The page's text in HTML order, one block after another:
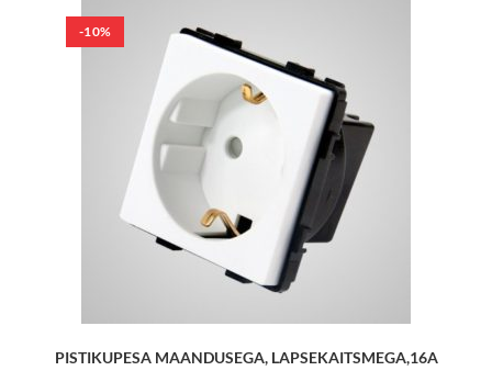
-10%
PISTIKUPESA MAANDUSEGA, LAPSEKAITSMEGA,16A